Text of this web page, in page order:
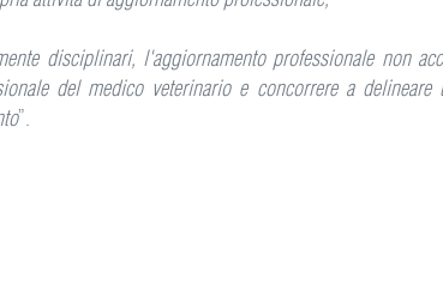
disciplinari, l'aggiornamento professionale non
del medico veterinario e concorrere a
”.